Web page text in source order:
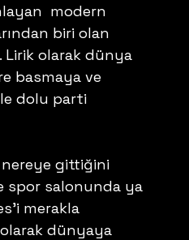
modern
biri olan
Lirik olarak dünya
basmaya ve
dolu parti
nereye gittiğini
spor salonunda ya
merakla
dünyaya